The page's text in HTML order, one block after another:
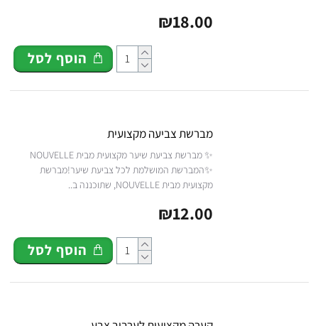
₪18.00
הוסף לסל
מברשת צביעה מקצועית
✨ מברשת צביעת שיער מקצועית מבית NOUVELLE
✨המברשת המושלמת לכל צביעת שיער!מברשת
מקצועית מבית NOUVELLE, שתוכננה ב..
₪12.00
הוסף לסל